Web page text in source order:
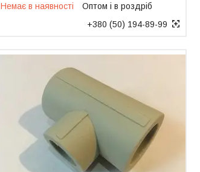
Немає в наявності
Оптом і в роздріб
+380 (50) 194-89-99